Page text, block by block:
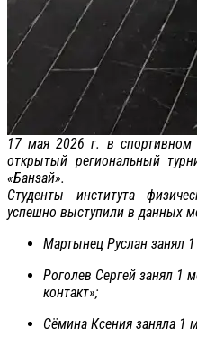
17 мая 2026 г. в спортивном
открытый региональный
«Банзай».
Студенты института
успешно выступили в данных
Мартынец Руслан занял
Роголев Сергей занял 1
контакт»;
Сёмина Ксения заняла 1